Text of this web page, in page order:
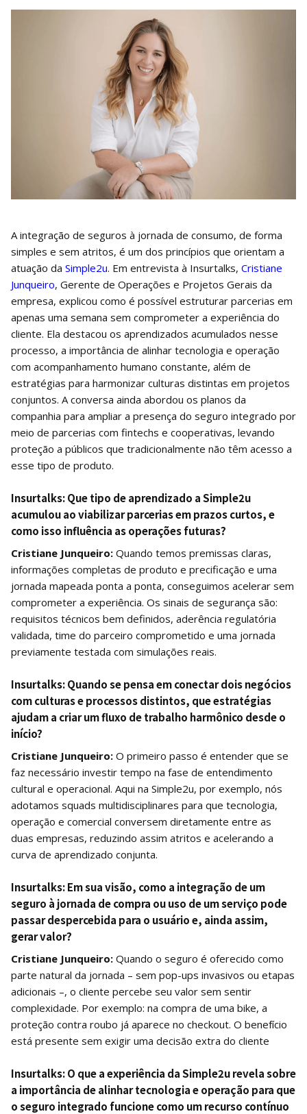
A integração de seguros à jornada de consumo, de forma
simples e sem atritos, é um dos princípios que orientam a
atuação da Simple2u. Em entrevista à Insurtalks, Cristiane
Junqueiro, Gerente de Operações e Projetos Gerais da
empresa, explicou como é possível estruturar parcerias em
apenas uma semana sem comprometer a experiência do
cliente. Ela destacou os aprendizados acumulados nesse
processo, a importância de alinhar tecnologia e operação
com acompanhamento humano constante, além de
estratégias para harmonizar culturas distintas em projetos
conjuntos. A conversa ainda abordou os planos da
companhia para ampliar a presença do seguro integrado por
meio de parcerias com fintechs e cooperativas, levando
proteção a públicos que tradicionalmente não têm acesso a
esse tipo de produto.
Insurtalks:Que tipo de aprendizado a Simple2u
acumulou ao viabilizar parcerias em prazos curtos, e
como isso influência as operações futuras?
Cristiane Junqueiro: Quando temos premissas claras,
informações completas de produto e precificação e uma
jornada mapeada ponta a ponta, conseguimos acelerar sem
comprometer a experiência. Os sinais de segurança são:
requisitos técnicos bem definidos, aderência regulatória
validada, time do parceiro comprometido e uma jornada
previamente testada com simulações reais.
Insurtalks:Quando se pensa em conectar dois negócios
com culturas e processos distintos, que estratégias
ajudam a criar um fluxo de trabalho harmônico desde o
início?
Cristiane Junqueiro: O primeiro passo é entender que se
faz necessário investir tempo na fase de entendimento
cultural e operacional. Aqui na Simple2u, por exemplo, nós
adotamos squads multidisciplinares para que tecnologia,
operação e comercial conversem diretamente entre as
duas empresas, reduzindo assim atritos e acelerando a
curva de aprendizado conjunta.
Insurtalks:Em sua visão, como a integração de um
seguro à jornada de compra ou uso de um serviço pode
passar despercebida para o usuário e, ainda assim,
gerar valor?
Cristiane Junqueiro: Quando o seguro é oferecido como
parte natural da jornada – sem pop-ups invasivos ou etapas
adicionais –, o cliente percebe seu valor sem sentir
complexidade. Por exemplo: na compra de uma bike, a
proteção contra roubo já aparece no checkout. O benefício
está presente sem exigir uma decisão extra do cliente
Insurtalks:O que a experiência da Simple2u revela sobre
a importância de alinhar tecnologia e operação para que
o seguro integrado funcione como um recurso contínuo